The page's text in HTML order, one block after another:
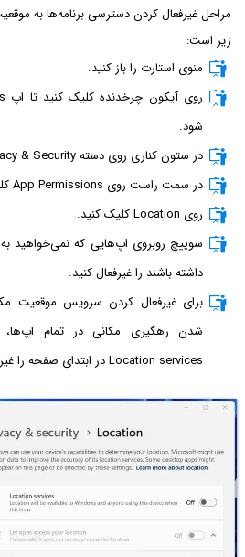
زیر است:
منوی استارت را باز کنید.
شود.
در ستون کناری روی دسته Privacy & Security کلیک کنید.
در سمت راست روی App Permissions کلیک کنید.
روی Location کلیک کنید.
سوییچ روبروی اپ‌هایی که نمی‌خواهید
داشته باشند را غیرفعال کنید.
برای غیرفعال کردن سرویس موقعیت
شدن رهگیری مکانی در تمام اپ‌ها،
Location services در ابتدای صفحه را غیرفعال کنید.